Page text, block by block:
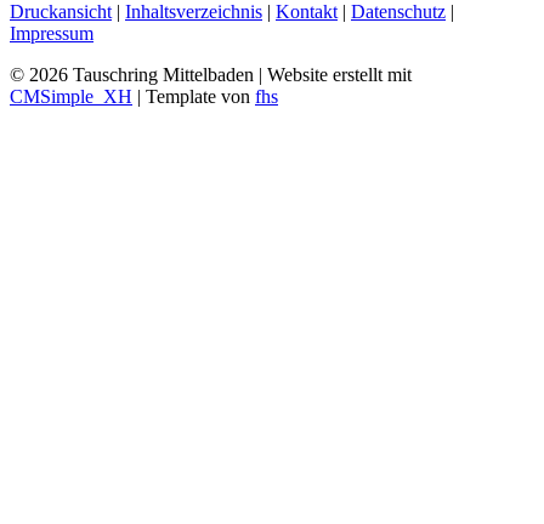
Druckansicht | Inhaltsverzeichnis | Kontakt | Datenschutz |
Impressum
© 2026 Tauschring Mittelbaden | Website erstellt mit
CMSimple_XH | Template von fhs